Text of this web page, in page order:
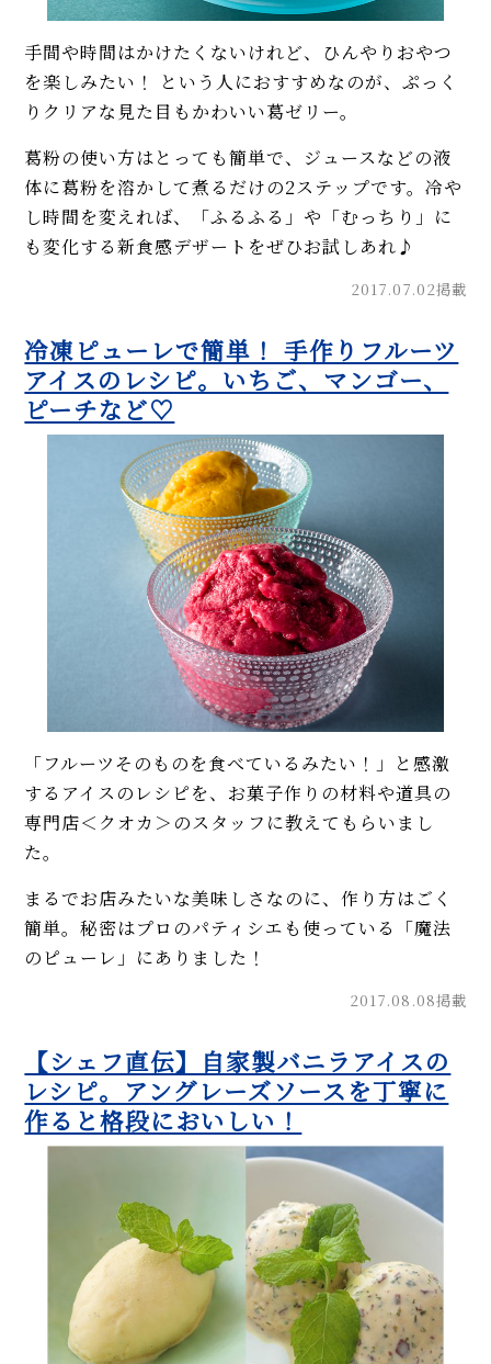
手間や時間はかけたくないけれど、ひんやりおやつ
を楽しみたい！ という人におすすめなのが、ぷっく
りクリアな見た目もかわいい葛ゼリー。
葛粉の使い方はとっても簡単で、ジュースなどの液
体に葛粉を溶かして煮るだけの2ステップです。冷や
し時間を変えれば、「ふるふる」や「むっちり」に
も変化する新食感デザートをぜひお試しあれ♪
2017.07.02掲載
冷凍ピューレで簡単！ 手作りフルーツ
アイスのレシピ。いちご、マンゴー、
ピーチなど♡
「フルーツそのものを食べているみたい！」と感激
するアイスのレシピを、お菓子作りの材料や道具の
専門店＜クオカ＞のスタッフに教えてもらいまし
た。
まるでお店みたいな美味しさなのに、作り方はごく
簡単。秘密はプロのパティシエも使っている「魔法
のピューレ」にありました！
2017.08.08掲載
【シェフ直伝】自家製バニラアイスの
レシピ。アングレーズソースを丁寧に
作ると格段においしい！